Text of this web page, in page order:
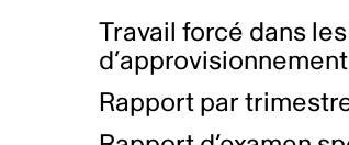
Travail forcé dans
Rapport par